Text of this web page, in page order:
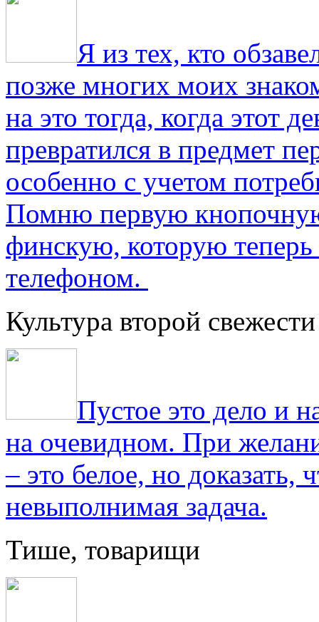
Я из тех, кто
позже многих моих
на это тогда, когда этот
превратился в предмет
особенно с учетом
Помню первую
финскую, которую
телефоном.
Культура второй свежести
Пустое это дело и
на очевидном. При
– это белое, но доказать,
невыполнимая задача.
Тише, товарищи